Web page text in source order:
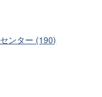
ンター (190)